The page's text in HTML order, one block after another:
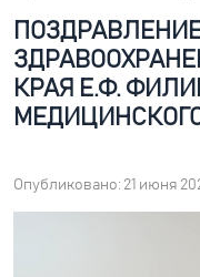
КРАЯ Е.Ф.
Опубликовано: 21 июня